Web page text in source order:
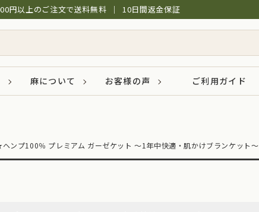
円以上のご注文で送料無料 │ 10日間返金保証
麻について お客様の声 ご利用ガイド
ンプ100％ プレミアム ガーゼケット ～1年中快適・肌かけブランケット～